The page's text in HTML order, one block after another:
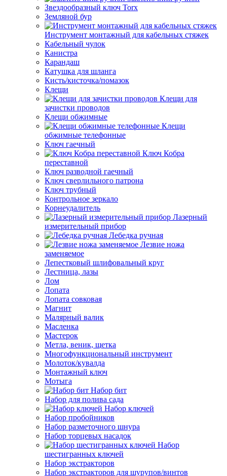
Звездообразный ключ Torx
Земляной бур
Инструмент монтажный для кабельных стяжек
Кабельный чулок
Канистра
Карандаш
Катушка для шланга
Кисть/кисточка/помазок
Клещи
Клещи для
зачистки проводов
Клещи обжимные
Клещи
обжимные телефонные
Ключ гаечный
Ключ Кобра
переставной
Ключ разводной гаечный
Ключ сверлильного патрона
Ключ трубный
Контрольное зеркало
Корнеудалитель
Лазерный
измерительный прибор
Лебедка ручная
Лезвие ножа
заменяемое
Лепестковый шлифовальный круг
Лестница, лазы
Лом
Лопата
Лопата совковая
Магнит
Малярный валик
Масленка
Мастерок
Метла, веник, щетка
Многофункциональный инструмент
Молоток/кувалда
Монтажный ключ
Мотыга
Набор бит
Набор для полива сада
Набор ключей
Набор пробойников
Набор разметочного шнура
Набор торцевых насадок
Набор
шестигранных ключей
Набор экстракторов
Набор экстракторов для шурупов/винтов